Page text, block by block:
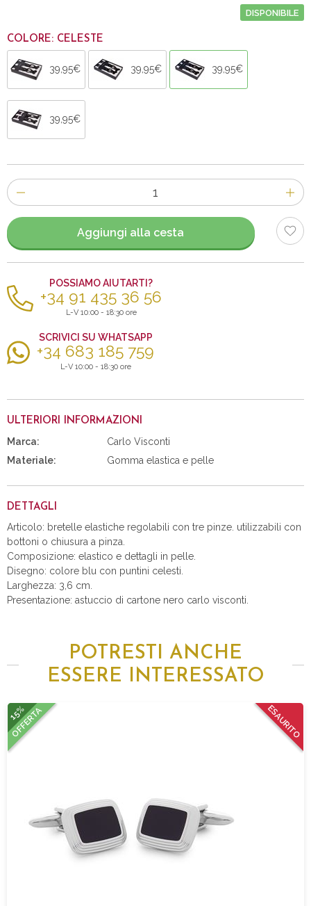
DISPONIBILE
COLORE: CELESTE
39,95€ 39,95€ 39,95€
39,95€
Numero
di
articoli
Aggiungi alla cesta
POSSIAMO AIUTARTI?
+34 91 435 36 56
L-V 10:00 - 18:30 ore
SCRIVICI SU WHATSAPP
+34 683 185 759
L-V 10:00 - 18:30 ore
ULTERIORI INFORMAZIONI
Marca:
Carlo Visconti
Materiale:
Gomma elastica e pelle
DETTAGLI
Articolo: bretelle elastiche regolabili con tre pinze. utilizzabili con
bottoni o chiusura a pinza.
Composizione: elastico e dettagli in pelle.
Disegno: colore blu con puntini celesti.
Larghezza: 3,6 cm.
Presentazione: astuccio di cartone nero carlo visconti.
POTRESTI ANCHE
ESSERE INTERESSATO
ESAURITO
15%
OFFERTA